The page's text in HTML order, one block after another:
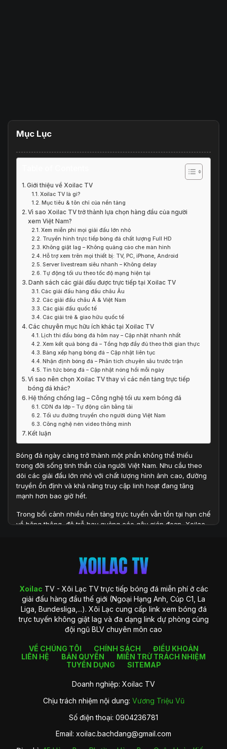
Mục Lục
Giới thiệu về Xoilac TV
Xoilac TV là gì?
Mục tiêu & tôn chỉ của nền tảng
Vì sao Xoilac TV trở thành lựa chọn hàng đầu của người
xem Việt Nam?
Xem miễn phí mọi giải đấu lớn nhỏ
Truyền hình trực tiếp bóng đá chất lượng Full HD
Không giật lag – Không quảng cáo che màn hình
Hỗ trợ xem trên mọi thiết bị: TV, PC, iPhone, Android
Server livestream siêu nhanh – Không delay
Tự động tối ưu theo tốc độ mạng hiện tại
Danh sách các giải đấu được trực tiếp tại Xoilac TV
Các giải đấu hàng đầu châu Âu
Các giải đấu châu Á & Việt Nam
Các giải đấu quốc tế
Các giải trẻ & giao hữu quốc tế
Các chuyên mục hữu ích khác tại Xoilac TV
Lịch thi đấu bóng đá hôm nay – Cập nhật nhanh nhất
Xem kết quả bóng đá – Tổng hợp đầy đủ theo thời gian thực
Bảng xếp hạng bóng đá – Cập nhật liên tục
Nhận định bóng đá – Phân tích chuyên sâu trước trận
Tin tức bóng đá – Cập nhật nóng hổi mỗi ngày
Vì sao nên chọn Xoilac TV thay vì các nền tảng trực tiếp
bóng đá khác?
Hệ thống chống lag – Công nghệ tối ưu xem bóng đá
CDN đa lớp – Tự động cân bằng tải
Tối ưu đường truyền cho người dùng Việt Nam
Công nghệ nén video thông minh
Kết luận
Bóng đá ngày càng trở thành một phần không thể thiếu
trong đời sống tinh thần của người Việt Nam. Nhu cầu theo
dõi các giải đấu lớn nhỏ với chất lượng hình ảnh cao, đường
truyền ổn định và khả năng truy cập linh hoạt đang tăng
mạnh hơn bao giờ hết.
Trong bối cảnh nhiều nền tảng trực tuyến vẫn tồn tại hạn chế
về băng thông, độ trễ hay quảng cáo gây gián đoạn, Xoilac
dữ liệu phong phú, Xoilac TV không chỉ là một website xem
bóng đá, mà còn là một trung tâm thông tin chuyên sâu
dành cho người hâm mộ bóng đá tại Việt Nam.
Giới thiệu về Xoilac TV
Xoilac TV là gì?
Xoilac TV - Xôi Lạc TV trực tiếp bóng đá miễn phí ở các
giải đấu hàng đầu thế giới (Ngoại Hạng Anh, Cúp C1, La
Liga, Bundesliga,...). Xôi Lạc cung cấp link xem bóng đá
trực tuyến không giật lag và đa dạng link dự phòng cùng
đội ngũ BLV chuyên môn cao
VỀ CHÚNG TÔI CHÍNH SÁCH
ĐIỀU KHOẢN
LIÊN HỆ
BẢN QUYỀN
MIỄN TRỪ TRÁCH NHIỆM
TUYỂN DỤNG
SITEMAP
Doanh nghiệp: Xoilac TV
Chịu trách nhiệm nội dung: Vương Triệu Vũ
Số điện thoại: 0904236781
Email: xoilac.bachdang@gmail.com